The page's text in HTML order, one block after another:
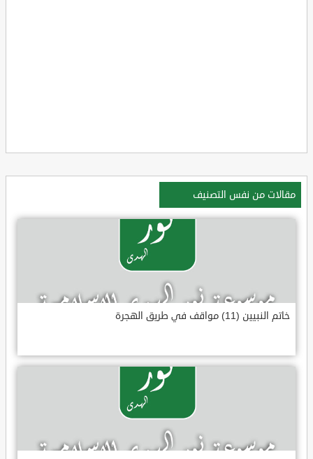
مقالات من نفس التصنيف
خاتم النبيين (11) مواقف في طريق الهجرة